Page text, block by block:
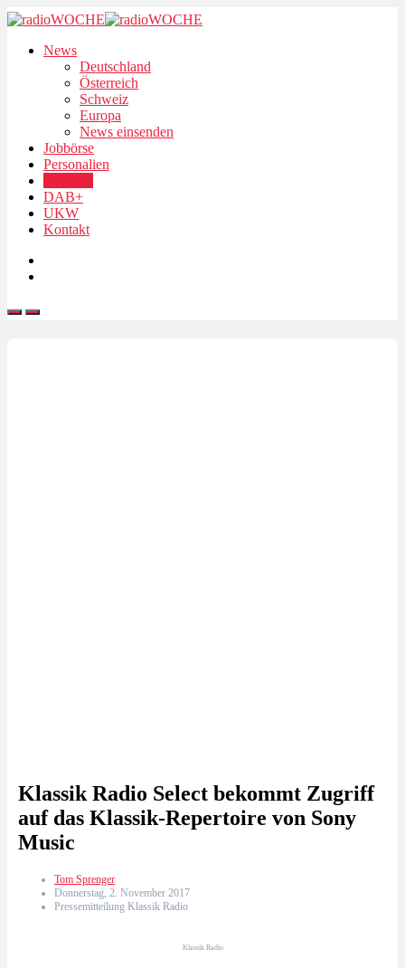
News
Deutschland
Österreich
Schweiz
Europa
News einsenden
Jobbörse
Personalien
DAB+
UKW
Kontakt
Klassik Radio Select bekommt Zugriff
auf das Klassik-Repertoire von Sony
Music
Tom Sprenger
Donnerstag, 2. November 2017
Pressemitteilung Klassik Radio
Klassik Radio